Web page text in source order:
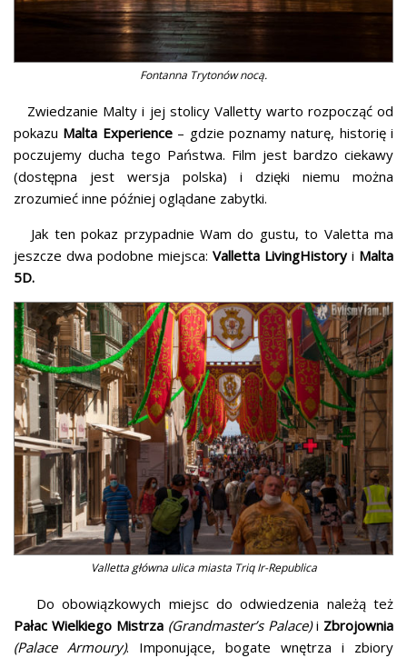
Fontanna Trytonów nocą.
Zwiedzanie Malty i jej stolicy Valletty warto rozpocząć od
pokazu Malta Experience– gdzie poznamy naturę, historię i
poczujemy ducha tego Państwa. Film jest bardzo ciekawy
(dostępna jest wersja polska) i dzięki niemu można
zrozumieć inne później oglądane zabytki.
Jak ten pokaz przypadnie Wam do gustu, to Valetta ma
jeszcze dwa podobne miejsca: Valletta LivingHistoryi Malta
5D.
Valletta główna ulica miasta Triq Ir-Republica
Do obowiązkowych miejsc do odwiedzenia należą też
Pałac Wielkiego Mistrza (Grandmaster’s Palace)i Zbrojownia
(Palace Armoury). Imponujące, bogate wnętrza i zbiory